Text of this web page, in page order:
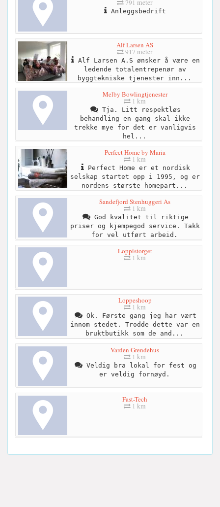
791 meter
Anleggsbedrift
Alf Larsen AS
917 meter
Alf Larsen A.S ønsker å være en
ledende totalentrepenør av
byggtekniske tjenester inn...
Melby Bowlingtjenester
1 km
Tja. Litt respektløs
behandling en gang skal ikke
trekke mye for det er vanligvis
hel...
Perfect Home by Maria
1 km
Perfect Home er et nordisk
selskap startet opp i 1995, og er
nordens største homepart...
Sandefjord Stenhuggeri As
1 km
God kvalitet til riktige
priser og kjempegod service. Takk
for vel utført arbeid.
Loppistorget
1 km
Loppeshoop
1 km
Ok. Første gang jeg har vært
innom stedet. Trodde dette var en
bruktbutikk som de and...
Varden Grendehus
1 km
Veldig bra lokal for fest og
er veldig fornøyd.
Fast-Tech
1 km